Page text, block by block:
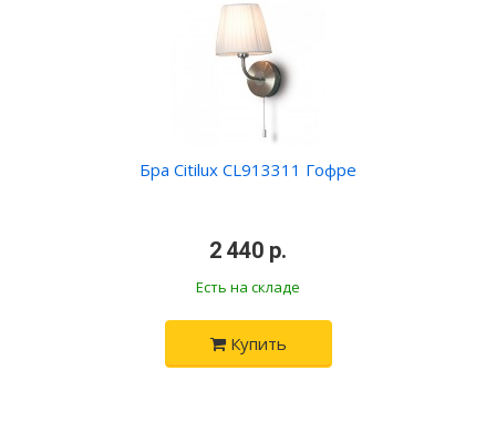
Бра Citilux CL913311 Гофре
2 440 р.
Есть на складе
Купить